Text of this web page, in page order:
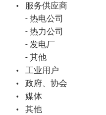
服务供应商
- 热电公司
- 热力公司
- 发电厂
- 其他
工业用户
政府、协会
媒体
其他